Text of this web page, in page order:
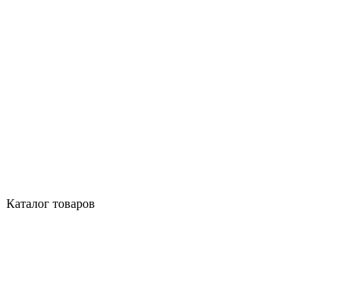
Каталог товаров